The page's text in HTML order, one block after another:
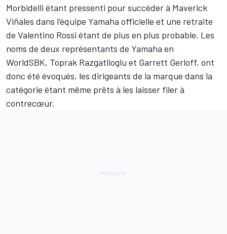
Morbidelli étant pressenti pour succéder à Maverick
Viñales dans l'équipe Yamaha officielle et une retraite
de Valentino Rossi étant de plus en plus probable. Les
noms de deux représentants de Yamaha en
WorldSBK, Toprak Razgatlioglu et Garrett Gerloff, ont
donc été évoqués, les dirigeants de la marque dans la
catégorie étant même prêts à les laisser filer à
contrecœur.